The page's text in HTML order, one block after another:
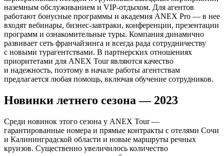
наземным обслуживанием и VIP-отдыхом. Для агентов
работают бонусные программы и академия ANEX Pro — в нее
входят вебинары, бизнес-завтраки, конференции, презентации
программ и ознакомительные туры. Компания динамично
развивает сеть франчайзинга и всегда рада сотрудничеству
с новыми турагентствами. В партнерских отношениях
приоритетами для ANEX Tour являются качество
и надежность, поэтому в начале работы агентствам
предлагается любая помощь, включая обучение сотрудников.
Новинки летнего сезона — 2023
Среди новинок этого сезона у ANEX Tour —
гарантированные номера и прямые контракты с отелями Сочи
и Калининградской области и новые маршруты речных
круизов. Существенно увеличилось количество